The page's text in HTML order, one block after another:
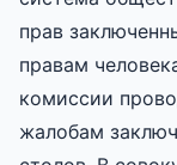
прав
правам
комиссии
жалобам